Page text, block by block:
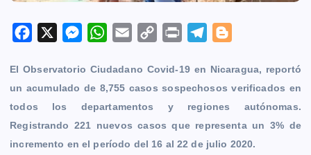
c
e
b
o
o
M
s
s
e
n
g
W
a
t
s
A
p
a
i
l
C
p
y
i
n
i
n
e
g
r
a
o
g
e
r
El Observatorio Ciudadano Covid-19 en Nicaragua, reportó
un acumulado de 8,755 casos sospechosos verificados en
todos los departamentos y regiones autónomas.
Registrando 221 nuevos casos que representa un 3% de
incremento en el período del 16 al 22 de julio 2020.